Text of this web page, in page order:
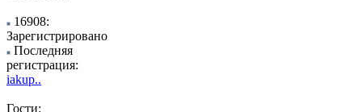
16908:
Зарегистрировано
Последняя
регистрация:
iakup..
Гости: